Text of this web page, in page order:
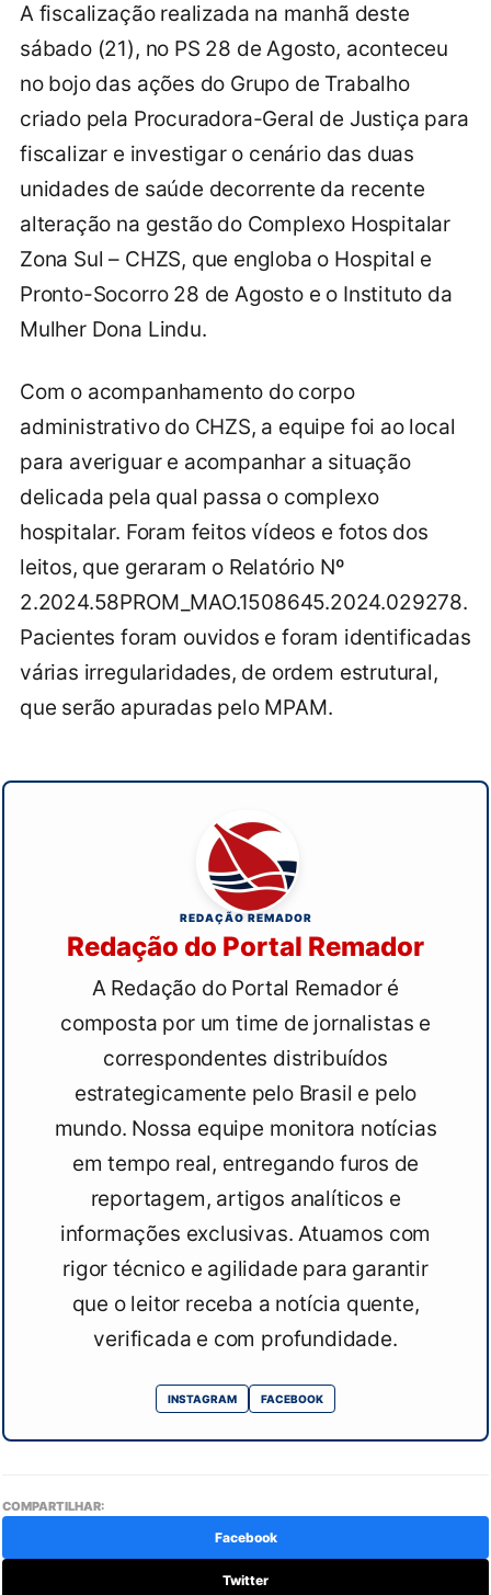
A fiscalização realizada na manhã deste
sábado (21), no PS 28 de Agosto, aconteceu
no bojo das ações do Grupo de Trabalho
criado pela Procuradora-Geral de Justiça para
fiscalizar e investigar o cenário das duas
unidades de saúde decorrente da recente
alteração na gestão do Complexo Hospitalar
Zona Sul – CHZS, que engloba o Hospital e
Pronto-Socorro 28 de Agosto e o Instituto da
Mulher Dona Lindu.
Com o acompanhamento do corpo
administrativo do CHZS, a equipe foi ao local
para averiguar e acompanhar a situação
delicada pela qual passa o complexo
hospitalar. Foram feitos vídeos e fotos dos
leitos, que geraram o Relatório Nº
2.2024.58PROM_MAO.1508645.2024.029278.
Pacientes foram ouvidos e foram identificadas
várias irregularidades, de ordem estrutural,
que serão apuradas pelo MPAM.
REDAÇÃO REMADOR
Redação do Portal Remador
A Redação do Portal Remador é
composta por um time de jornalistas e
correspondentes distribuídos
estrategicamente pelo Brasil e pelo
mundo. Nossa equipe monitora notícias
em tempo real, entregando furos de
reportagem, artigos analíticos e
informações exclusivas. Atuamos com
rigor técnico e agilidade para garantir
que o leitor receba a notícia quente,
verificada e com profundidade.
INSTAGRAM FACEBOOK
COMPARTILHAR:
Facebook
Twitter